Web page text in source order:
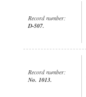
Record number:
D-507.
Record number:
No. 1013.